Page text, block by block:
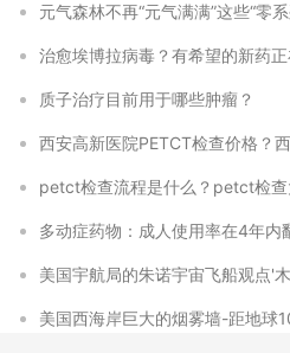
元气森林不再“元气满满”这些“零
治愈埃博拉病毒？有希望的新药
质子治疗目前用于哪些肿瘤？
西安高新医院PETCT检查价格？
petct检查流程是什么？petct检查
多动症药物：成人使用率在4年内
美国宇航局的朱诺宇宙飞船观点'
美国西海岸巨大的烟雾墙-距地球